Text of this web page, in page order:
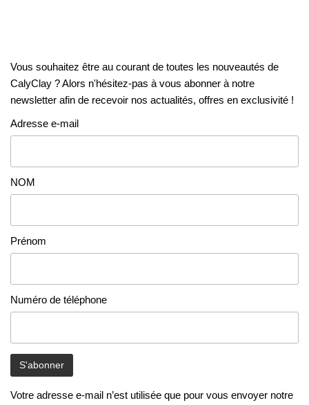
Vous souhaitez être au courant de toutes les nouveautés de
CalyClay ? Alors n'hésitez-pas à vous abonner à notre
newsletter afin de recevoir nos actualités, offres en exclusivité !
Adresse e-mail
NOM
Prénom
Numéro de téléphone
Votre adresse e-mail n’est utilisée que pour vous envoyer notre